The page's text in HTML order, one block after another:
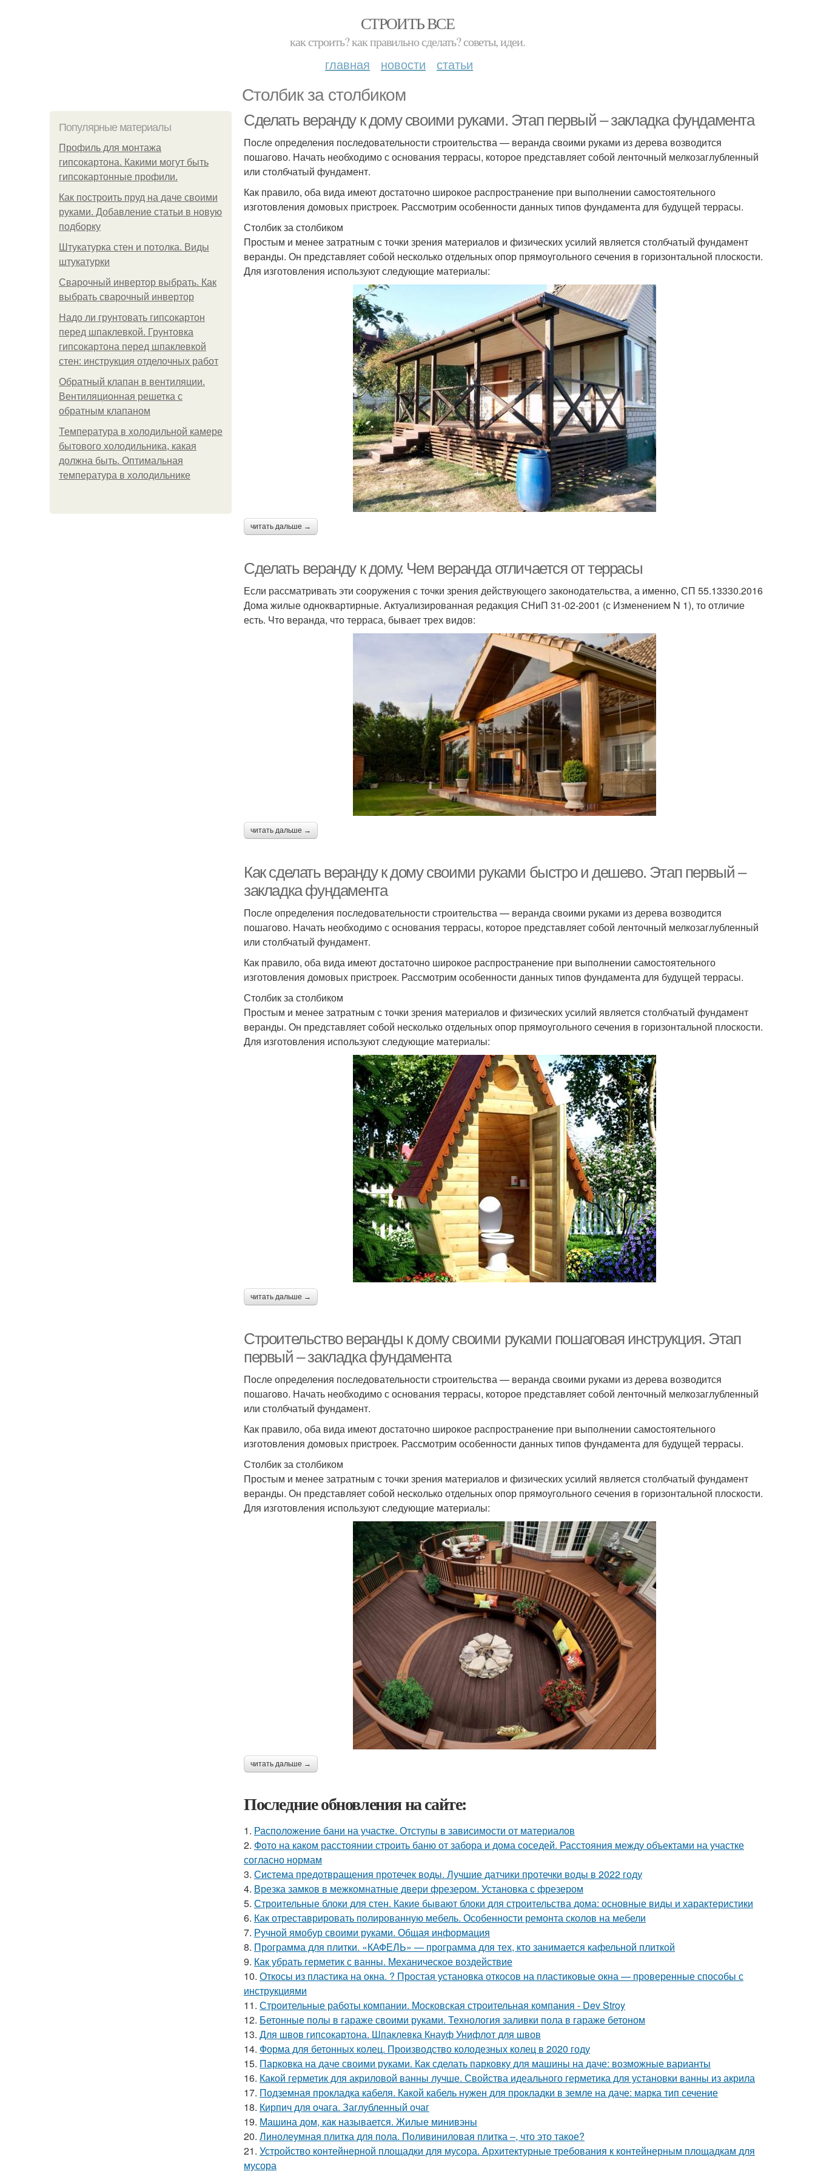
СТРОИТЬ ВСЕ
как строить? как правильно сделать? советы, идеи.
главная новости статьи
Столбик за столбиком
Популярные материалы
Профиль для монтажа
гипсокартона. Какими могут быть
гипсокартонные профили.
Как построить пруд на даче своими
руками. Добавление статьи в новую
подборку
Штукатурка стен и потолка. Виды
штукатурки
Сварочный инвертор выбрать. Как
выбрать сварочный инвертор
Надо ли грунтовать гипсокартон
перед шпаклевкой. Грунтовка
гипсокартона перед шпаклевкой
стен: инструкция отделочных работ
Обратный клапан в вентиляции.
Вентиляционная решетка с
обратным клапаном
Температура в холодильной камере
бытового холодильника, какая
должна быть. Оптимальная
температура в холодильнике
Сделать веранду к дому своими руками. Этап первый – закладка фундамента
После определения последовательности строительства — веранда своими руками из дерева возводится
пошагово. Начать необходимо с основания террасы, которое представляет собой ленточный мелкозаглубленный
или столбчатый фундамент.
Как правило, оба вида имеют достаточно широкое распространение при выполнении самостоятельного
изготовления домовых пристроек. Рассмотрим особенности данных типов фундамента для будущей террасы.
Столбик за столбиком
Простым и менее затратным с точки зрения материалов и физических усилий является столбчатый фундамент
веранды. Он представляет собой несколько отдельных опор прямоугольного сечения в горизонтальной плоскости.
Для изготовления используют следующие материалы:
читать дальше →
Сделать веранду к дому. Чем веранда отличается от террасы
Если рассматривать эти сооружения с точки зрения действующего законодательства, а именно, СП 55.13330.2016
Дома жилые одноквартирные. Актуализированная редакция СНиП 31-02-2001 (с Изменением N 1), то отличие
есть. Что веранда, что терраса, бывает трех видов:
читать дальше →
Как сделать веранду к дому своими руками быстро и дешево. Этап первый –
закладка фундамента
После определения последовательности строительства — веранда своими руками из дерева возводится
пошагово. Начать необходимо с основания террасы, которое представляет собой ленточный мелкозаглубленный
или столбчатый фундамент.
Как правило, оба вида имеют достаточно широкое распространение при выполнении самостоятельного
изготовления домовых пристроек. Рассмотрим особенности данных типов фундамента для будущей террасы.
Столбик за столбиком
Простым и менее затратным с точки зрения материалов и физических усилий является столбчатый фундамент
веранды. Он представляет собой несколько отдельных опор прямоугольного сечения в горизонтальной плоскости.
Для изготовления используют следующие материалы:
читать дальше →
Строительство веранды к дому своими руками пошаговая инструкция. Этап
первый – закладка фундамента
После определения последовательности строительства — веранда своими руками из дерева возводится
пошагово. Начать необходимо с основания террасы, которое представляет собой ленточный мелкозаглубленный
или столбчатый фундамент.
Как правило, оба вида имеют достаточно широкое распространение при выполнении самостоятельного
изготовления домовых пристроек. Рассмотрим особенности данных типов фундамента для будущей террасы.
Столбик за столбиком
Простым и менее затратным с точки зрения материалов и физических усилий является столбчатый фундамент
веранды. Он представляет собой несколько отдельных опор прямоугольного сечения в горизонтальной плоскости.
Для изготовления используют следующие материалы:
читать дальше →
Последние обновления на сайте:
1. Расположение бани на участке. Отступы в зависимости от материалов
2. Фото на каком расстоянии строить баню от забора и дома соседей. Расстояния между объектами на участке
согласно нормам
3. Система предотвращения протечек воды. Лучшие датчики протечки воды в 2022 году
4. Врезка замков в межкомнатные двери фрезером. Установка с фрезером
5. Строительные блоки для стен. Какие бывают блоки для строительства дома: основные виды и характеристики
6. Как отреставрировать полированную мебель. Особенности ремонта сколов на мебели
7. Ручной ямобур своими руками. Общая информация
8. Программа для плитки. «КАФЕЛЬ» — программа для тех, кто занимается кафельной плиткой
9. Как убрать герметик с ванны. Механическое воздействие
10. Откосы из пластика на окна. ? Простая установка откосов на пластиковые окна — проверенные способы с
инструкциями
11. Строительные работы компании. Московская строительная компания - Dev Stroy
12. Бетонные полы в гараже своими руками. Технология заливки пола в гараже бетоном
13. Для швов гипсокартона. Шпаклевка Кнауф Унифлот для швов
14. Форма для бетонных колец. Производство колодезных колец в 2020 году
15. Парковка на даче своими руками. Как сделать парковку для машины на даче: возможные варианты
16. Какой герметик для акриловой ванны лучше. Свойства идеального герметика для установки ванны из акрила
17. Подземная прокладка кабеля. Какой кабель нужен для прокладки в земле на даче: марка тип сечение
18. Кирпич для очага. Заглубленный очаг
19. Машина дом, как называется. Жилые минивэны
20. Линолеумная плитка для пола. Поливиниловая плитка –, что это такое?
21. Устройство контейнерной площадки для мусора. Архитектурные требования к контейнерным площадкам для
мусора